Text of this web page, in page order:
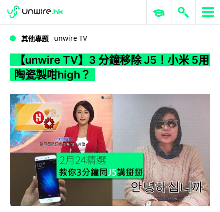
WWDC 2026 ERP 與商業 AI
其他專題 unwire TV
【unwire TV】3 分鐘移除 J5！小米 5用
陶瓷製咁high？